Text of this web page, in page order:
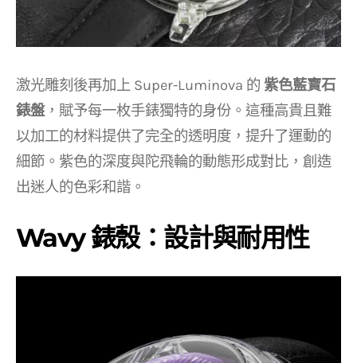
激光雕刻後再加上 Super-Luminova 的 紫色藍寶石
錶盤，賦予每一枚手錶獨特的身份。這種高貴且難
以加工的材料提供了完全的透明度，提升了運動的
細節。紫色的深度與陀飛輪的動態形成對比，創造
出迷人的色彩和諧。
Wavy 錶殼：設計與耐用性